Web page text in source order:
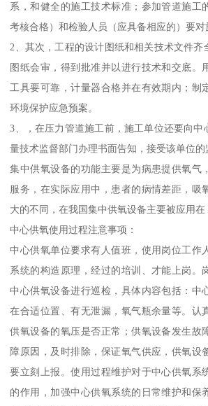
系，和健全的施工技术标准；参加管道施工
考核合格）和检验人员（应具备相应的）要对
2、其次，工程的设计图纸和相关技术文件齐
图纸会审，得到批准并以进行技术和交底。
工具要可靠，计量器合格并在有效期内；制
环境保护应急预案。
3、，在压力管道施工前，施工单位还要向中
量技术监督部门办理书面告知，接受该单位的
集中供氧设备的功能主要是为病患提供氧气
服务，在实际应用中，患者的病情差距，吸
大的不同，在我国集中供氧设备主要被应用在
中心供氧使用过程注意事项：
中心供氧单位要求有人值班，使用岗位工作
系统的构造原理，经过的培训、才能上岗。
中心供氧设备进行巡检，具体内容包括：中
在合适位置、有无泄漏，氧气瓶余量等。认
供氧设备的氧压是否正常；供氧设备发生故
障原因，及时排除，保证氧气供应，供氧设
要立刻上报。使用过程维护对于中心供氧系
的作用，加强中心供氧系统的日常维护和保